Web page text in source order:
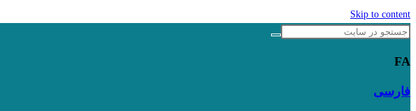
Skip to content
FA
فارسی